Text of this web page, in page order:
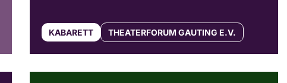
KABARETT THEATERFORUM GAUTING E.V.